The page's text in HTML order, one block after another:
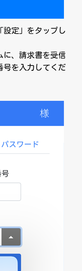
設定」をタップし
に、請求書を受信
号を入力してくだ